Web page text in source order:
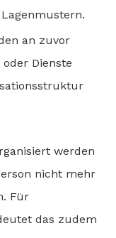
an zuvor
Dienste
werden
nicht mehr
Für
das zudem